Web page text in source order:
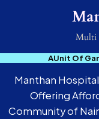
Multi
AUnit Of
Manthan
Offering
Community of